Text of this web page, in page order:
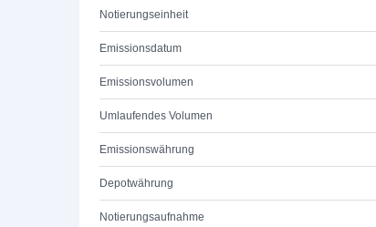
Notierungseinheit
Emissionsdatum
Emissionsvolumen
Umlaufendes Volumen
Emissionswährung
Depotwährung
Notierungsaufnahme